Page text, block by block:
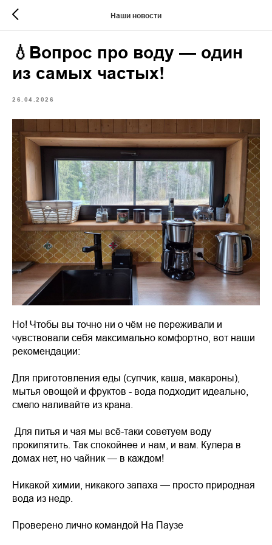
Наши новости
💧Вопрос про воду — один
из самых частых!
26.04.2026
Но! Чтобы вы точно ни о чём не переживали и
чувствовали себя максимально комфортно, вот наши
рекомендации:
Для приготовления еды (супчик, каша, макароны),
мытья овощей и фруктов - вода подходит идеально,
смело наливайте из крана.
️ Для питья и чая мы всё-таки советуем воду
прокипятить. Так спокойнее и нам, и вам. Кулера в
домах нет, но чайник — в каждом!
Никакой химии, никакого запаха — просто природная
вода из недр.
Проверено лично командой На Паузе